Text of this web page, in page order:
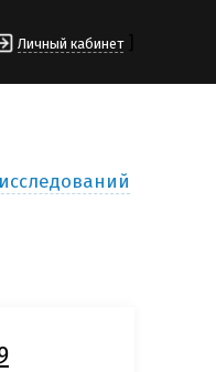
Личный кабинет